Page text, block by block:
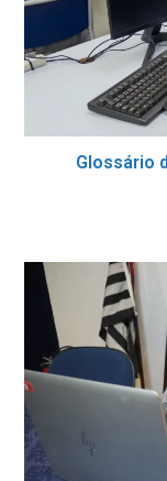
Glossário